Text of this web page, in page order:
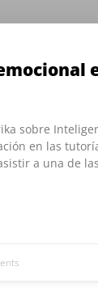
sobre
en las
a una de